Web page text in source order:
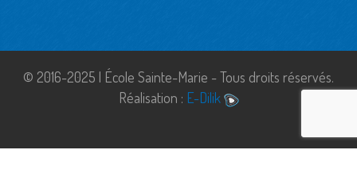
© 2016-2025 | École Sainte-Marie - Tous droits réservés.
Réalisation : E-Dilik